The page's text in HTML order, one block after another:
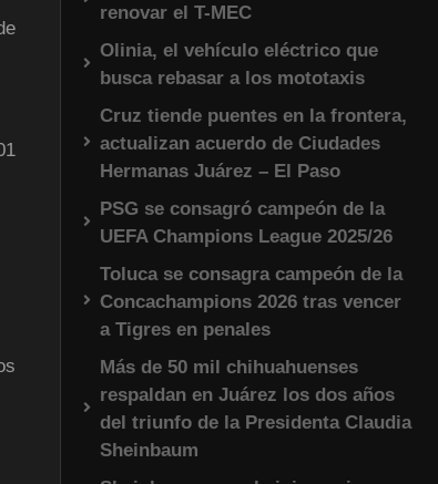
renovar el T-MEC
Olinia, el vehículo eléctrico que
busca rebasar a los mototaxis
Cruz tiende puentes en la frontera,
actualizan acuerdo de Ciudades
Hermanas Juárez – El Paso
PSG se consagró campeón de la
UEFA Champions League 2025/26
Toluca se consagra campeón de la
Concachampions 2026 tras vencer
a Tigres en penales
Más de 50 mil chihuahuenses
respaldan en Juárez los dos años
del triunfo de la Presidenta Claudia
Sheinbaum